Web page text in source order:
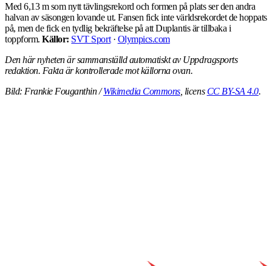
Med 6,13 m som nytt tävlingsrekord och formen på plats ser den andra
halvan av säsongen lovande ut. Fansen fick inte världsrekordet de hoppats
på, men de fick en tydlig bekräftelse på att Duplantis är tillbaka i
toppform.Källor: SVT Sport· Olympics.com
Den här nyheten är sammanställd automatiskt av Uppdragsports
redaktion. Fakta är kontrollerade mot källorna ovan.
Bild: Frankie Fouganthin /Wikimedia Commons, licens CC BY-SA 4.0.